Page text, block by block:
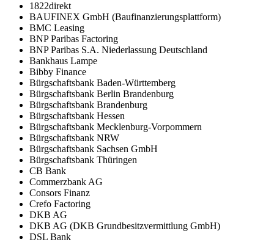
1822direkt
BAUFINEX GmbH (Baufinanzierungsplattform)
BMC Leasing
BNP Paribas Factoring
BNP Paribas S.A. Niederlassung Deutschland
Bankhaus Lampe
Bibby Finance
Bürgschaftsbank Baden-Württemberg
Bürgschaftsbank Berlin Brandenburg
Bürgschaftsbank Brandenburg
Bürgschaftsbank Hessen
Bürgschaftsbank Mecklenburg-Vorpommern
Bürgschaftsbank NRW
Bürgschaftsbank Sachsen GmbH
Bürgschaftsbank Thüringen
CB Bank
Commerzbank AG
Consors Finanz
Crefo Factoring
DKB AG
DKB AG (DKB Grundbesitzvermittlung GmbH)
DSL Bank